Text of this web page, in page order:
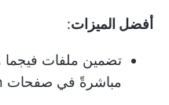
أفضل الميزات:
تضمين ملفات فيجما
مباشرةً في صفحات Notion